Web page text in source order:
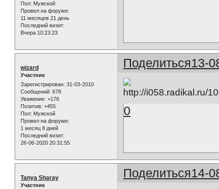
Пол: Мужской
Провел на форуме:
11 месяцев 21 день
Последний визит:
Вчера 10:23:23
Поделиться13-
wizard
Участник
Зарегистрирован: 31-03-2010
Сообщений: 678
Уважение: +176
Позитив: +455
Пол: Мужской
Провел на форуме:
1 месяц 8 дней
Последний визит:
26-06-2020 20:31:55
0
Поделиться14-
Tanya Sharay
Участник